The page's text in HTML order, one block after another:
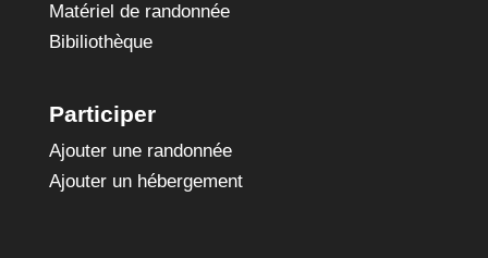
Matériel de randonnée
Bibiliothèque
Participer
Ajouter une randonnée
Ajouter un hébergement